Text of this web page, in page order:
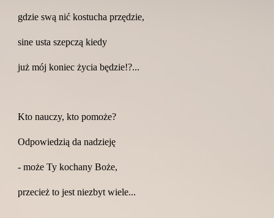
gdzie swą nić kostucha przędzie,
sine usta szepczą kiedy
już mój koniec życia będzie!?...
Kto nauczy, kto pomoże?
Odpowiedzią da nadzieję
- może Ty kochany Boże,
przecież to jest niezbyt wiele...